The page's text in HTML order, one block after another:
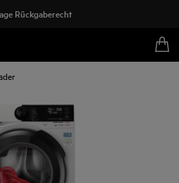
Rückgaberecht